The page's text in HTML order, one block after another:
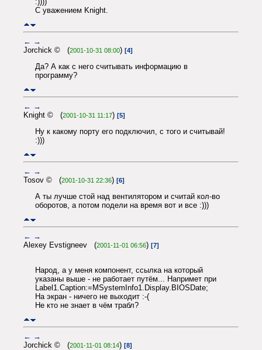
С уважением Knight.
← →
Jorchick © (2001-10-31 08:00) [4]
Да? А как с него считывать информацию в
программу?
← →
Knight © (2001-10-31 11:17) [5]
Ну к какому порту его подключил, с того и считывай!
:)))
← →
Tosov © (2001-10-31 22:36) [6]
А ты лучше стой над вентилятором и считай кол-во
оборотов, а потом подели на время вот и все :)))
← →
Alexey Evstigneev (2001-11-01 06:56) [7]
Народ, а у меня компонент, ссылка на который
указаны выше - не работает путём... Напримет при
Label1.Caption:=MSystemInfo1.Display.BIOSDate;
На экран - ничего не выходит :-(
Не кто не знает в чём трабл?
← →
Jorchick © (2001-11-01 08:14) [8]